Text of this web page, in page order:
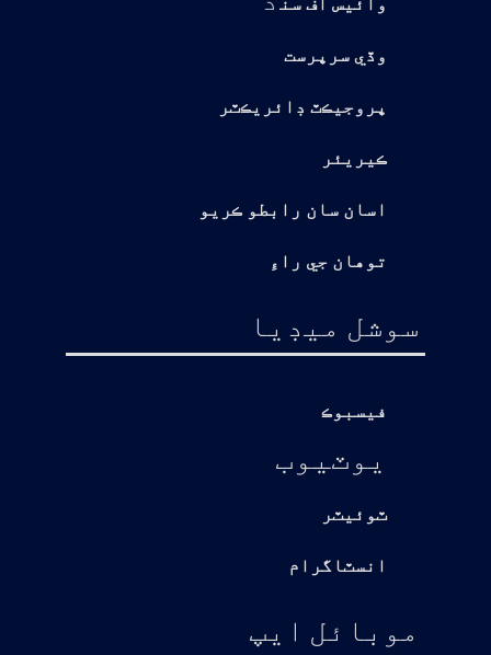
وائيس آف سن
وڏي سرپرست
پروجيڪٽ ڊائريڪٽر
ڪيريئر
اسان سان رابطو ڪريو
توهان جي راءِ
سوشل ميڊيا
فيسبوڪ
يوٽيوب
ٽوئيٽر
انسٽاگرام
موبائل ايپ